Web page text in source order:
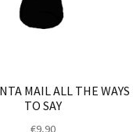
MAIL ALL THE WAYS
TO SAY
€9,90